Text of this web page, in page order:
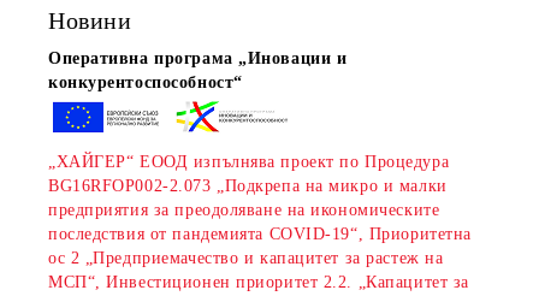
Flatazor,
Новини
Оперативна програма „Иновации и
конкурентоспособност“
„ХАЙГЕР“ ЕООД изпълнява проект по Процедура
BG16RFOP002-2.073 „Подкрепа на микро и малки
предприятия за преодоляване на икономическите
последствия от пандемията COVID-19“, Приоритетна
ос 2 „Предприемачество и капацитет за растеж на
МСП“, Инвестиционен приоритет 2.2. „Капацитет за